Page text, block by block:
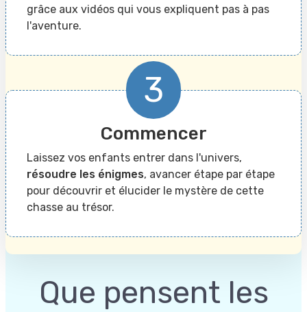
grâce aux vidéos qui vous expliquent pas à pas
l'aventure.
3
Commencer
Laissez vos enfants entrer dans l'univers,
résoudre les énigmes, avancer étape par étape
pour découvrir et élucider le mystère de cette
chasse au trésor.
Que pensent les